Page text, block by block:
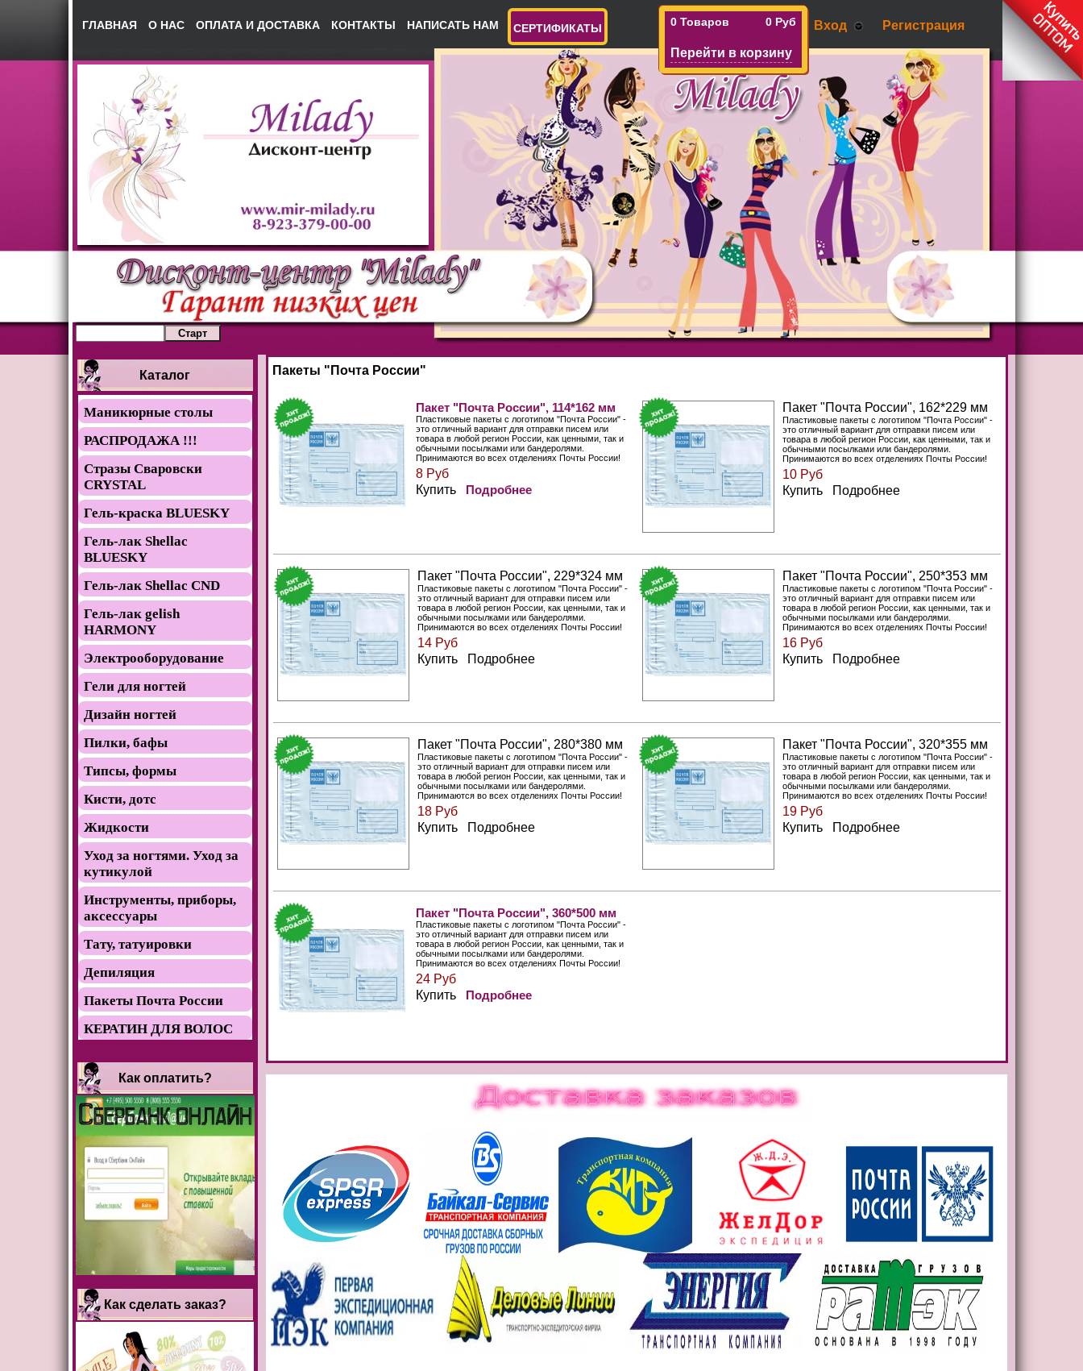
0 Товаров 0 Руб
Перейти в корзину
Вход Регистрация
ГЛАВНАЯ О НАС ОПЛАТА И ДОСТАВКА КОНТАКТЫ НАПИСАТЬ НАМ СЕРТИФИКАТЫ
Каталог
Маникюрные столы
РАСПРОДАЖА !!!
Стразы Сваровски
CRYSTAL
Гель-краска BLUESKY
Гель-лак Shellac
BLUESKY
Гель-лак Shellac CND
Гель-лак gelish
HARMONY
Электрооборудование
Гели для ногтей
Дизайн ногтей
Пилки, бафы
Типсы, формы
Кисти, дотс
Жидкости
Уход за ногтями. Уход за
кутикулой
Инструменты, приборы,
аксессуары
Тату, татуировки
Депиляция
Пакеты Почта России
КЕРАТИН ДЛЯ ВОЛОС
Как оплатить?
Как сделать заказ?
Пакеты "Почта России"
Пакет "Почта России", 114*162 мм
Пластиковые пакеты с логотипом "Почта России" -
это отличный вариант для отправки писем или
товара в любой регион Росcии, как ценными, так и
обычными посылками или бандеролями.
Принимаются во всех отделениях Почты России!
8 Руб
Купить Подробнее
Пакет "Почта России", 162*229 мм
Пластиковые пакеты с логотипом "Почта России" -
это отличный вариант для отправки писем или
товара в любой регион Росcии, как ценными, так и
обычными посылками или бандеролями.
Принимаются во всех отделениях Почты России!
10 Руб
Купить Подробнее
Пакет "Почта России", 229*324 мм
Пластиковые пакеты с логотипом "Почта России" -
это отличный вариант для отправки писем или
товара в любой регион Росcии, как ценными, так и
обычными посылками или бандеролями.
Принимаются во всех отделениях Почты России!
14 Руб
Купить Подробнее
Пакет "Почта России", 250*353 мм
Пластиковые пакеты с логотипом "Почта России" -
это отличный вариант для отправки писем или
товара в любой регион Росcии, как ценными, так и
обычными посылками или бандеролями.
Принимаются во всех отделениях Почты России!
16 Руб
Купить Подробнее
Пакет "Почта России", 280*380 мм
Пластиковые пакеты с логотипом "Почта России" -
это отличный вариант для отправки писем или
товара в любой регион Росcии, как ценными, так и
обычными посылками или бандеролями.
Принимаются во всех отделениях Почты России!
18 Руб
Купить Подробнее
Пакет "Почта России", 320*355 мм
Пластиковые пакеты с логотипом "Почта России" -
это отличный вариант для отправки писем или
товара в любой регион Росcии, как ценными, так и
обычными посылками или бандеролями.
Принимаются во всех отделениях Почты России!
19 Руб
Купить Подробнее
Пакет "Почта России", 360*500 мм
Пластиковые пакеты с логотипом "Почта России" -
это отличный вариант для отправки писем или
товара в любой регион Росcии, как ценными, так и
обычными посылками или бандеролями.
Принимаются во всех отделениях Почты России!
24 Руб
Купить Подробнее